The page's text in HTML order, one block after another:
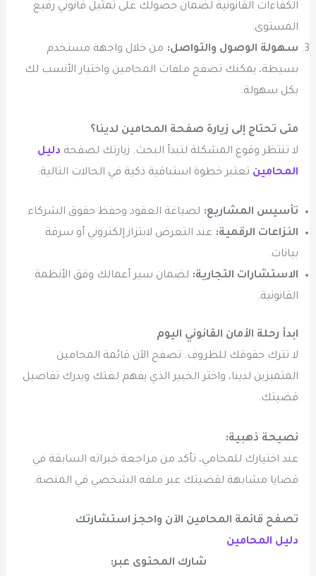
الكفاءات القانونية لضمان حصولك على تمثيل قانوني رفيع
المستوى.
سهولة الوصول والتواصل: من خلال واجهة مستخدم
بسيطة، يمكنك تصفح ملفات المحامين واختيار الأنسب لك
بكل سهولة.
متى تحتاج إلى زيارة صفحة المحامين لدينا؟
لا تنتظر وقوع المشكلة لتبدأ البحث. زيارتك لصفحة دليل
المحامين تعتبر خطوة استباقية ذكية في الحالات التالية:
تأسيس المشاريع: لصياغة العقود وحفظ حقوق الشركاء.
النزاعات الرقمية: عند التعرض لابتزاز إلكتروني أو سرقة
بيانات.
الاستشارات التجارية: لضمان سير أعمالك وفق الأنظمة
القانونية.
ابدأ رحلة الأمان القانوني اليوم
لا تترك حقوقك للظروف. تصفح الآن قائمة المحامين
المتميزين لدينا، واختر الخبير الذي يفهم لغتك ويدرك تفاصيل
قضيتك.
نصيحة ذهبية:
عند اختيارك للمحامي، تأكد من مراجعة خبراته السابقة في
قضايا مشابهة لقضيتك عبر ملفه الشخصي في المنصة.
تصفح قائمة المحامين الآن واحجز استشارتك
دليل المحامين
شارك المحتوى عبر: